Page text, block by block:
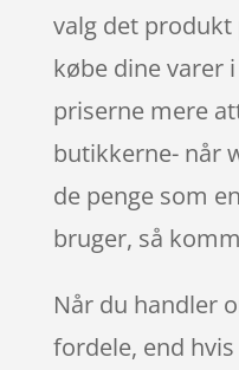
valg det produkt
købe dine varer
priserne mere
butikkerne- når
de penge som
bruger, så
Når du handler
fordele, end